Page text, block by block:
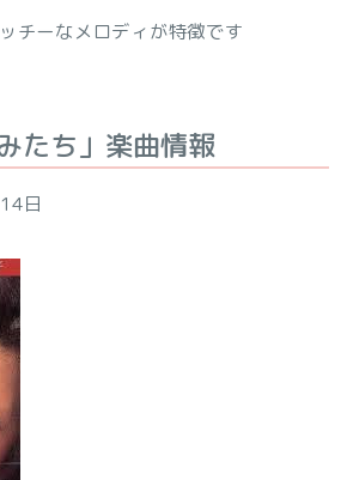
チーなメロディが特徴です
たち」楽曲情報
日